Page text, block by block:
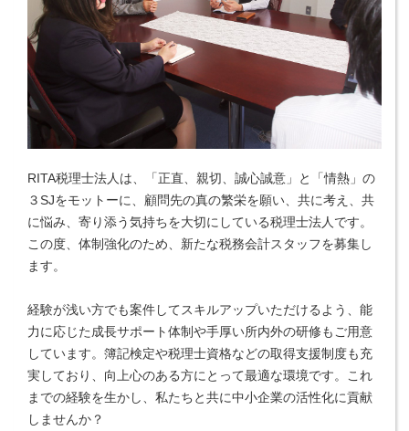
RITA税理士法人は、「正直、親切、誠心誠意」と「情熱」の
３SJをモットーに、顧問先の真の繁栄を願い、共に考え、共
に悩み、寄り添う気持ちを大切にしている税理士法人です。
この度、体制強化のため、新たな税務会計スタッフを募集し
ます。
経験が浅い方でも案件してスキルアップいただけるよう、能
力に応じた成長サポート体制や手厚い所内外の研修もご用意
しています。簿記検定や税理士資格などの取得支援制度も充
実しており、向上心のある方にとって最適な環境です。これ
までの経験を生かし、私たちと共に中小企業の活性化に貢献
しませんか？